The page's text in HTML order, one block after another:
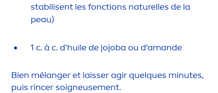
stabilisent les fonctions naturelles de la
peau)
1 c. à c. d'huile de jojoba ou d'amande
Bien mélanger et laisser agir quelques minutes,
puis rincer soigneusement.